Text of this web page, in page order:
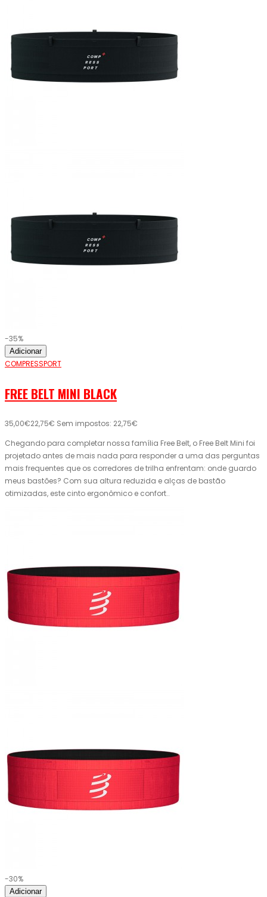
-35%
Adicionar
COMPRESSPORT
FREE BELT MINI BLACK
35,00€22,75€ Sem impostos: 22,75€
Chegando para completar nossa família Free Belt, o Free Belt Mini foi
projetado antes de mais nada para responder a uma das perguntas
mais frequentes que os corredores de trilha enfrentam: onde guardo
meus bastões? Com sua altura reduzida e alças de bastão
otimizadas, este cinto ergonômico e confort..
-30%
Adicionar